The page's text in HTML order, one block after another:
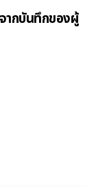
ากบันทึกของผู้